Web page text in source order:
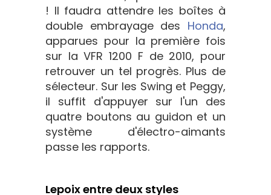
! Il faudra attendre les boîtes à
double embrayage des Honda,
apparues pour la première fois
sur la VFR 1200 F de 2010, pour
retrouver un tel progrès. Plus de
sélecteur. Sur les Swing et Peggy,
il suffit d'appuyer sur l'un des
quatre boutons au guidon et un
système d'électro-aimants
passe les rapports.
Lepoix entre deux styles